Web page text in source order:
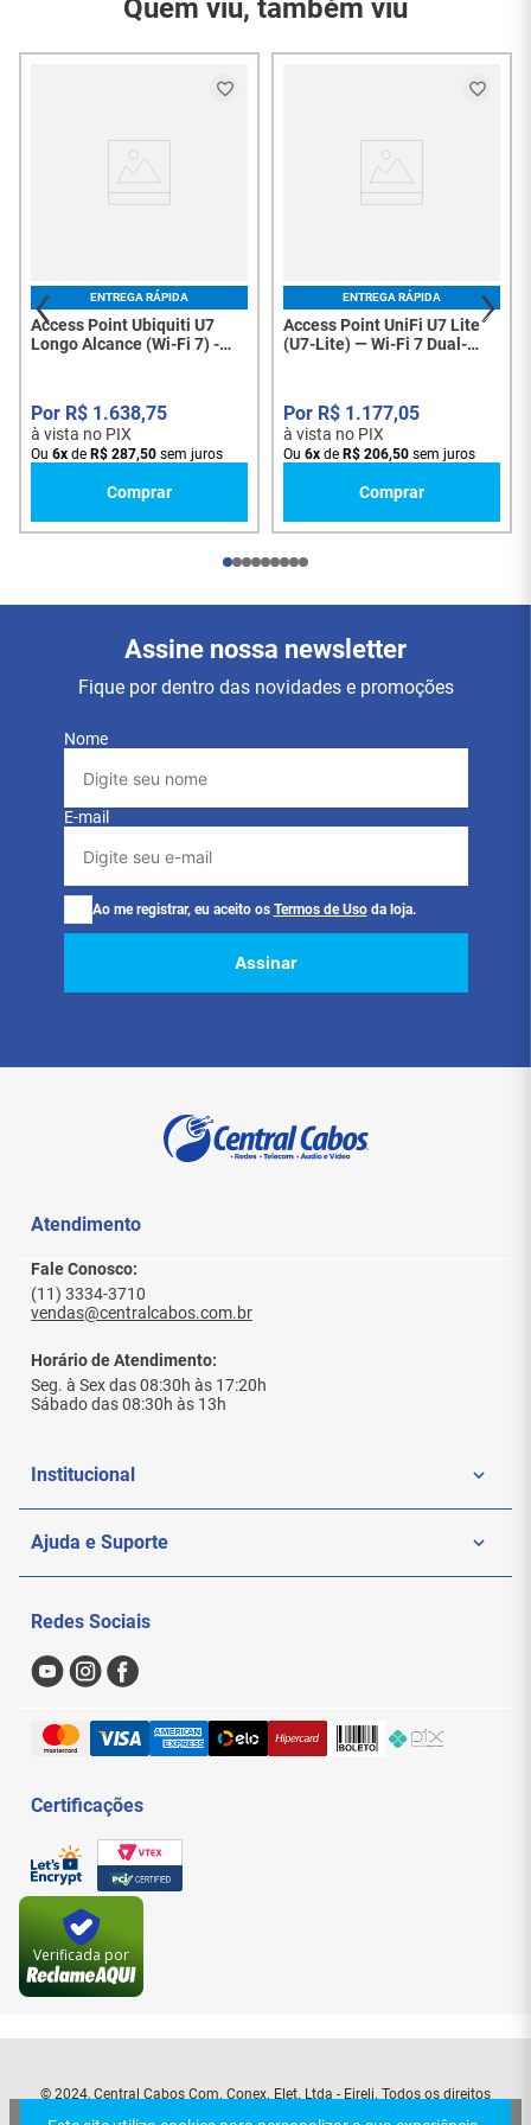
- 300+ dispositivos conectados
- WiFi6 (2x2 MIMO)
- Alimentado usando PoE
Especificações:
- Dimensões: Ø160 x 33 mm (Ø6,3 x 1,3")
- Materiais do invólucro: Policarbonato, alumínio
- Materiais de montagem: ABS, aço SGCC
- Wi-Fi 4/WiFi 5/WiFi 6
- Segurança sem fio: WPA-PSK, WPA-Empresa
- Isolamento de tráfego de convidados: Suportado
- DFS de espera zero: Sim**
- Aplicativo de gerenciamento: UniFi Network: Versão
7.3.76 e posterior
Garantia do
1 Ano
01 - Access Point Unifi
SAC Fornecedor
Ubiquiti/Oiw (11) 4063
Quem viu, também viu
ENTREGA RÁPIDA
Access Point Ubiquiti U7
Longo Alcance (Wi-Fi 7) -
R$ 1.638,75
à vista no PIX
Ou 6x de R$ 287,50 sem juros
Comprar
ENTREGA RÁPIDA
Access Point UniFi U7 Lite
(U7-Lite) — Wi-Fi 7 Dual-
R$ 1.177,05
à vista no PIX
Ou 6x de R$ 206,50 sem juros
Comprar
Assine nossa newsletter
Fique por dentro das novidades e promoções
Nome
E-mail
Ao me registrar, eu aceito os Termos de Uso da loja.
Assinar
Atendimento
Fale Conosco:
(11) 3334-3710
vendas@centralcabos.com.br
Horário de Atendimento:
Seg. à Sex das 08:30h às 17:20h
Sábado das 08:30h às 13h
Institucional
Quem Somos
Nossas Lojas
Formas de Pagamento
Trocas e Devoluções
Ajuda e Suporte
Sac
Redes Sociais
Certificações
Verificada por
© 2024, Central Cabos Com. Conex. Elet. Ltda - Eireli. Todos os direitos